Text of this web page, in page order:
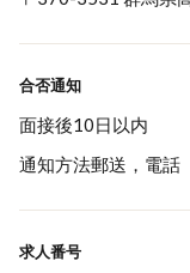
合否通知
面接後10日以内
通知方法郵送，電話
求人番号